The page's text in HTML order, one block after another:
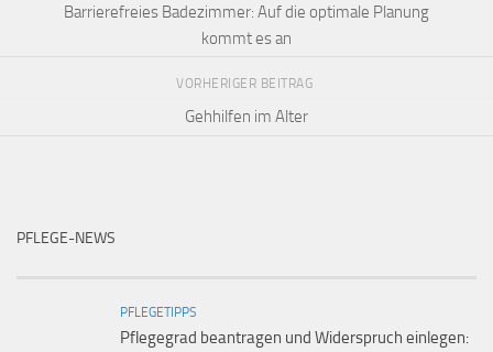
Barrierefreies Badezimmer: Auf die optimale Planung
kommt es an
VORHERIGER BEITRAG
Gehhilfen im Alter
PFLEGE-NEWS
PFLEGETIPPS
Pflegegrad beantragen und Widerspruch einlegen: